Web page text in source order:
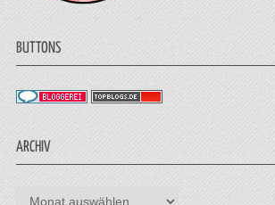
BUTTONS
ARCHIV
Archiv